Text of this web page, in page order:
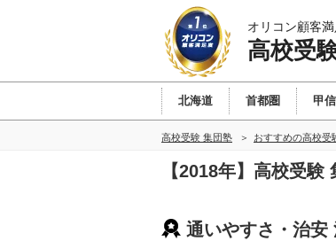
オリコン顧客
高校受
北海道 首都圏 甲
高校受験 集団塾 おすすめの高校受
【2018年】高校受
通いやすさ・治安